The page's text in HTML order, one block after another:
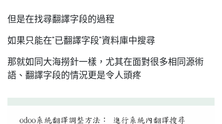
但是在找尋翻譯字段的過程
如果只能在"已翻譯字段"資料庫中搜尋
那就如同大海撈針一樣，尤其在面對很多相同源術
語、翻譯字段的情況更是令人頭疼